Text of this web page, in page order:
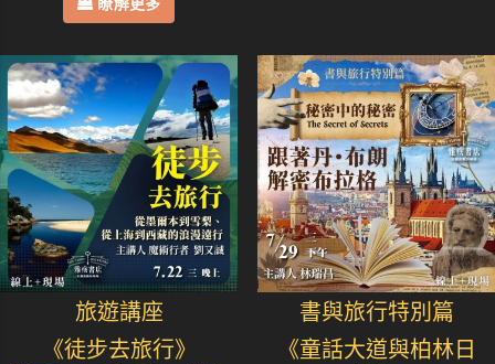
瞭解更多
旅遊講座
《徒步去旅行》
書與旅行特別篇
《童話大道與柏林日